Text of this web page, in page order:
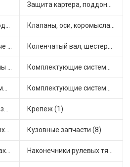
Защита картера, поддона, КПП (2)
Катушки зажигания, модули зажигания (6) Клапаны, оси, коромысла (12)
Коврики автомобильные (6) Коленчатый вал, шестерни коленчатого вала (4)
Комплектуючие системы стеклоочистителя (1) Комплектующие системы выпуска отработавших газов (8)
Комплектующие системы отопления (2) Комплектующие системы питания (9)
Комплектующие тормозной системы (4) Крепеж (1)
Крепежи элементов выхлопной системы (7) Кузовные запчасти (8)
Лючки, крышки бензобака (1) Наконечники рулевых тяг (12)